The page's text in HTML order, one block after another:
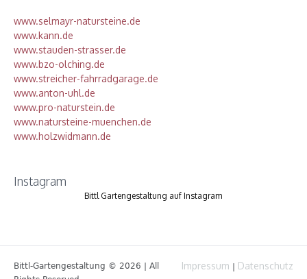
www.selmayr-natursteine.de
www.kann.de
www.stauden-strasser.de
www.bzo-olching.de
www.streicher-fahrradgarage.de
www.anton-uhl.de
www.pro-naturstein.de
www.natursteine-muenchen.de
www.holzwidmann.de
Instagram
Bittl Gartengestaltung auf Instagram
Impressum Datenschutz
Bittl-Gartengestaltung © 2026 | All